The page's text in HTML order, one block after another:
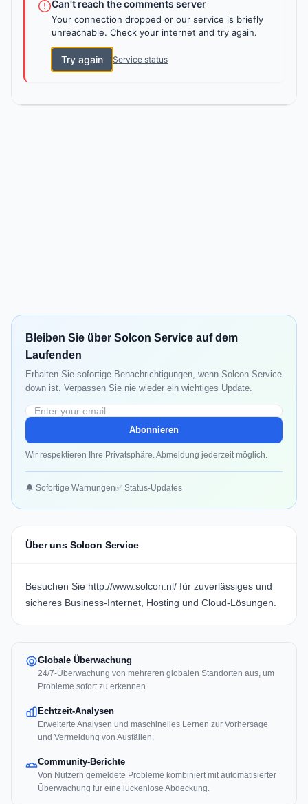
Can't reach the comments server
Your connection dropped or our service is briefly
unreachable. Check your internet and try again.
Try again Service status
Bleiben Sie über Solcon Service auf dem
Laufenden
Erhalten Sie sofortige Benachrichtigungen, wenn Solcon Service
down ist. Verpassen Sie nie wieder ein wichtiges Update.
Abonnieren
Wir respektieren Ihre Privatsphäre. Abmeldung jederzeit möglich.
🔔 Sofortige Warnungen✅ Status-Updates
Über uns Solcon Service
Besuchen Sie http://www.solcon.nl/ für zuverlässiges und
sicheres Business-Internet, Hosting und Cloud-Lösungen.
Globale Überwachung
24/7-Überwachung von mehreren globalen Standorten aus, um
Probleme sofort zu erkennen.
Echtzeit-Analysen
Erweiterte Analysen und maschinelles Lernen zur Vorhersage
und Vermeidung von Ausfällen.
Community-Berichte
Von Nutzern gemeldete Probleme kombiniert mit automatisierter
Überwachung für eine lückenlose Abdeckung.